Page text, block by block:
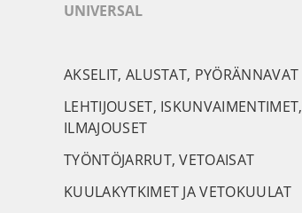
UNIVERSAL
AKSELIT, ALUSTAT, PYÖRÄNNAVAT
LEHTIJOUSET, ISKUNVAIMENTIMET,
ILMAJOUSET
TYÖNTÖJARRUT, VETOAISAT
KUULAKYTKIMET JA VETOKUULAT